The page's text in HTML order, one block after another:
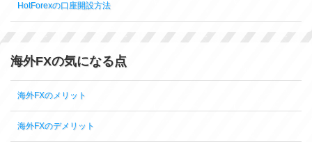
HotForexの口座開設方法
海外FXの気になる点
海外FXのメリット
海外FXのデメリット